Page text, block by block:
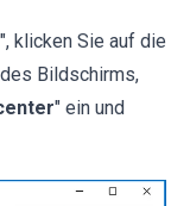
", klicken Sie auf die
Bildschirms,
" ein und